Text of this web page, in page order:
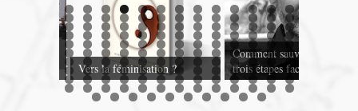
Vers la féminisation ?
Comment sauver le monde en
trois étapes faciles – 1